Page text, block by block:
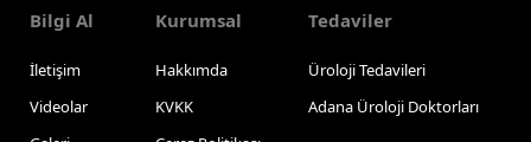
Bilgi Al
İletişim
Videolar
Kurumsal
Hakkımda
KVKK
Tedaviler
Üroloji Tedavileri
Adana Üroloji Doktorları